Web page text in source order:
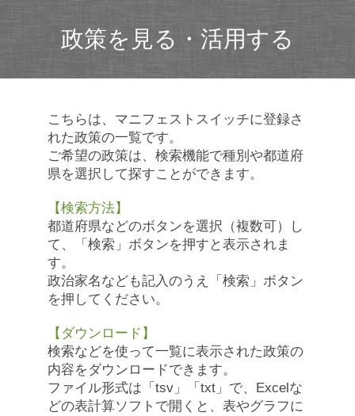
政策を見る・活用する
こちらは、マニフェストスイッチに登録さ
れた政策の一覧です。
ご希望の政策は、検索機能で種別や都道府
県を選択して探すことができます。
【検索方法】
都道府県などのボタンを選択（複数可）し
て、「検索」ボタンを押すと表示されま
す。
政治家名なども記入のうえ「検索」ボタン
を押してください。
【ダウンロード】
検索などを使って一覧に表示された政策の
内容をダウンロードできます。
ファイル形式は「tsv」「txt」で、Excelな
どの表計算ソフトで開くと、表やグラフに